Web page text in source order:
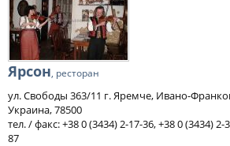
Ярсон, ресторан
ул. Свободы 363/11 г. Яремче, Ивано-
Украина, 78500
тел. / факс: +38 0 (3434) 2-17-36, +38 0 (3434) 2-
87